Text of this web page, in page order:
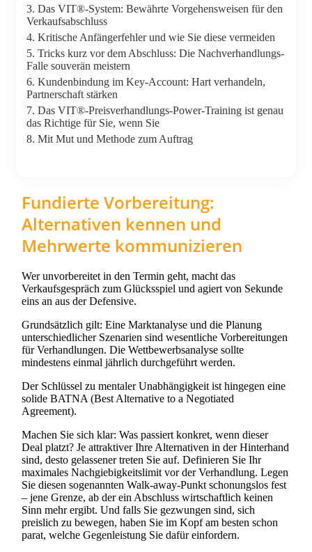
3. Das VIT®-System: Bewährte Vorgehensweisen für den
Verkaufsabschluss
4. Kritische Anfängerfehler und wie Sie diese vermeiden
5. Tricks kurz vor dem Abschluss: Die Nachverhandlungs-
Falle souverän meistern
6. Kundenbindung im Key-Account: Hart verhandeln,
Partnerschaft stärken
7. Das VIT®-Preisverhandlungs-Power-Training ist genau
das Richtige für Sie, wenn Sie
8. Mit Mut und Methode zum Auftrag
Fundierte Vorbereitung:
Alternativen kennen und
Mehrwerte kommunizieren
Wer unvorbereitet in den Termin geht, macht das
Verkaufsgespräch zum Glücksspiel und agiert von Sekunde
eins an aus der Defensive.
Grundsätzlich gilt: Eine Marktanalyse und die Planung
unterschiedlicher Szenarien sind wesentliche Vorbereitungen
für Verhandlungen. Die Wettbewerbsanalyse sollte
mindestens einmal jährlich durchgeführt werden.
Der Schlüssel zu mentaler Unabhängigkeit ist hingegen eine
solide BATNA (Best Alternative to a Negotiated
Agreement).
Machen Sie sich klar: Was passiert konkret, wenn dieser
Deal platzt? Je attraktiver Ihre Alternativen in der Hinterhand
sind, desto gelassener treten Sie auf. Definieren Sie Ihr
maximales Nachgiebigkeitslimit vor der Verhandlung. Legen
Sie diesen sogenannten Walk-away-Punkt schonungslos fest
– jene Grenze, ab der ein Abschluss wirtschaftlich keinen
Sinn mehr ergibt. Und falls Sie gezwungen sind, sich
preislich zu bewegen, haben Sie im Kopf am besten schon
parat, welche Gegenleistung Sie dafür einfordern.